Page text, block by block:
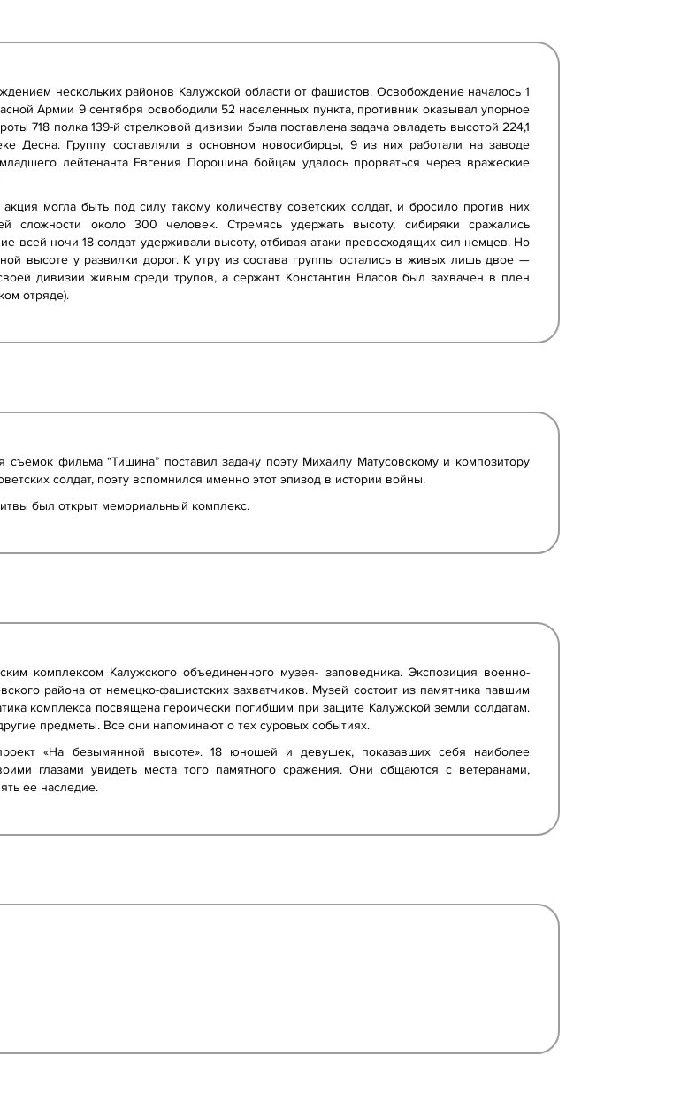
нескольких районов Калужской области от фашистов. Освобождение началось 1
Армии 9 сентября освободили 52 населенных пункта, противник оказывал упорное
718 полка 139-й стрелковой дивизии была поставлена задача овладеть высотой 224,1
Десна. Группу составляли в основном новосибирцы, 9 из них работали на заводе
лейтенанта Евгения Порошина бойцам удалось прорваться через вражеские
могла быть под силу такому количеству советских солдат, и бросило против них
сложности около 300 человек. Стремясь удержать высоту, сибиряки сражались
всей ночи 18 солдат удерживали высоту, отбивая атаки превосходящих сил немцев. Но
высоте у развилки дорог. К утру из состава группы остались в живых лишь двое —
дивизии живым среди трупов, а сержант Константин Власов был захвачен в плен
отряде).
фильма “Тишина” поставил задачу поэту Михаилу Матусовскому и композитору
солдат, поэту вспомнился именно этот эпизод в истории войны.
был открыт мемориальный комплекс.
комплексом Калужского объединенного музея- заповедника. Экспозиция военно-
района от немецко-фашистских захватчиков. Музей состоит из памятника павшим
комплекса посвящена героически погибшим при защите Калужской земли солдатам.
предметы. Все они напоминают о тех суровых событиях.
«На безымянной высоте». 18 юношей и девушек, показавших себя наиболее
глазами увидеть места того памятного сражения. Они общаются с ветеранами,
ее наследие.